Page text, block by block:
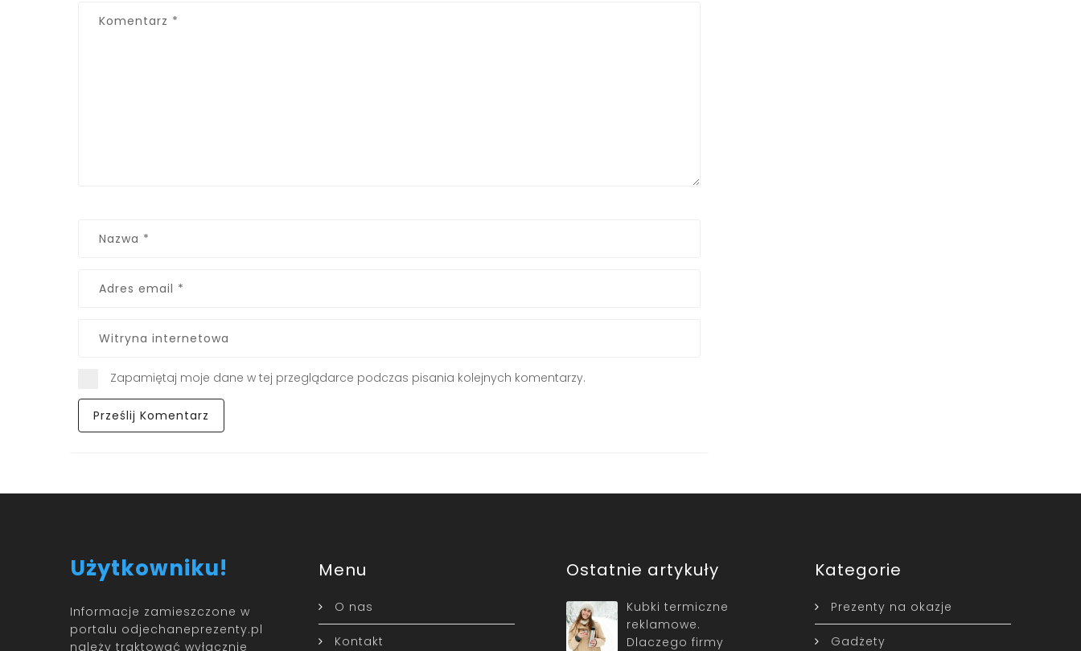
Zapamiętaj moje dane w tej przeglądarce podczas pisania kolejnych komentarzy.
Użytkowniku!
Informacje zamieszczone w
portalu odjechaneprezenty.pl
należy traktować wyłącznie
Menu
O nas
Kontakt
Ostatnie artykuły
Kubki termiczne
reklamowe.
Dlaczego firmy
Kategorie
Prezenty na okazje
Gadżety